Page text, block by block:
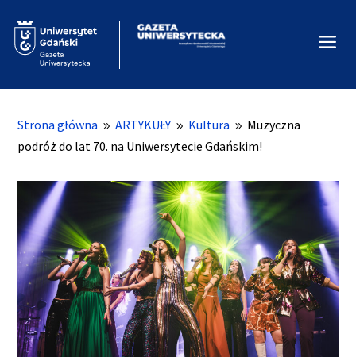
a
Strona główna 9 ARTYKUŁY 9 Kultura 9 Muzyczna
podróż do lat 70. na Uniwersytecie Gdańskim!